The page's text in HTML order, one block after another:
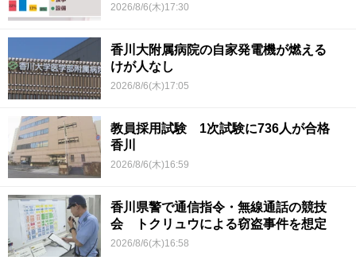
2026/8/6(木)17:30
香川大附属病院の自家発電機が燃える
けが人なし
2026/8/6(木)17:05
教員採用試験 1次試験に736人が合格
香川
2026/8/6(木)16:59
香川県警で通信指令・無線通話の競技
会 トクリュウによる窃盗事件を想定
2026/8/6(木)16:58